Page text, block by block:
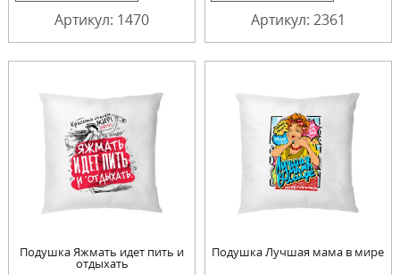
Артикул: 1470 Артикул: 2361
Подушка Яжмать идет пить и
отдыхать
Подушка Лучшая мама в мире